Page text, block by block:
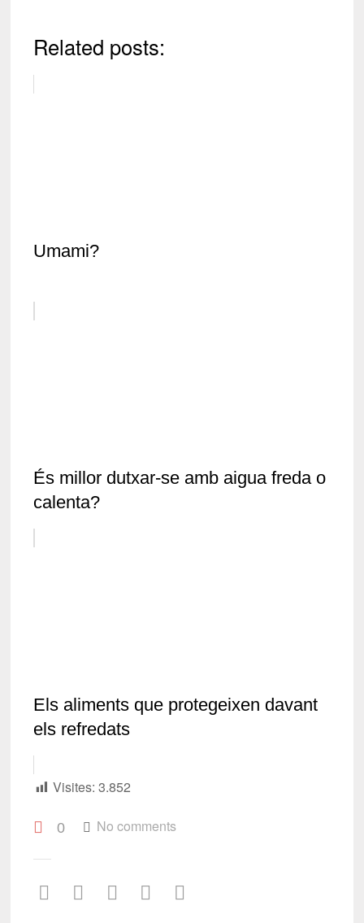
Related posts:
Umami?
És millor dutxar-se amb aigua freda o
calenta?
Els aliments que protegeixen davant
els refredats
Visites: 3.852
0 No comments